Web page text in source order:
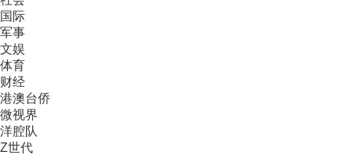
国际
军事
文娱
体育
财经
港澳台侨
微视界
洋腔队
Z世代